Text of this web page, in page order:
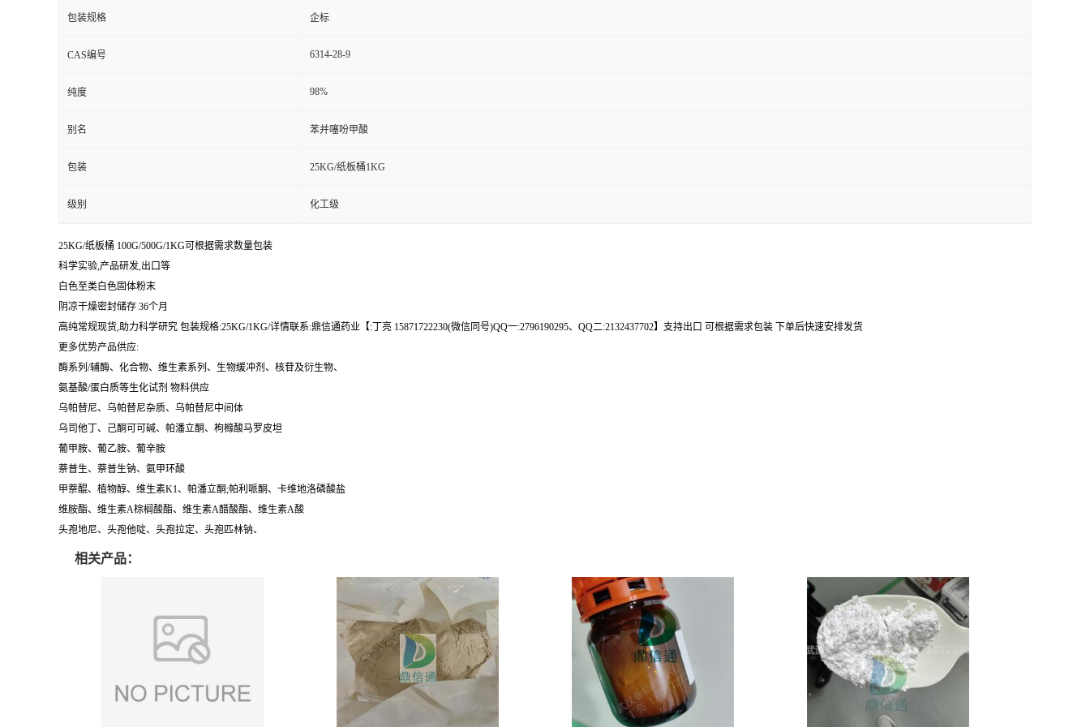
包装规格 企标
CAS编号 6314-28-9
纯度 98%
别名 苯并噻吩甲酸
包装 25KG/纸板桶1KG
级别 化工级
25KG/纸板桶 100G/500G/1KG可根据需求数量包装
科学实验,产品研发,出口等
白色至类白色固体粉末
阴凉干燥密封储存 36个月
高纯常规现货,助力科学研究 包装规格:25KG/1KG/详情联系:鼎信通药业【:丁亮 15871722230(微信同号)QQ一:2796190295、QQ二:2132437702】支持出口 可根据需求包装 下单后快速安排发货
更多优势产品供应:
酶系列/辅酶、化合物、维生素系列、生物缓冲剂、核苷及衍生物、
氨基酸/蛋白质等生化试剂 物料供应
乌帕替尼、乌帕替尼杂质、乌帕替尼中间体
乌司他丁、己酮可可碱、帕潘立酮、枸橼酸马罗皮坦
葡甲胺、葡乙胺、葡辛胺
萘普生、萘普生钠、氨甲环酸
甲萘醌、植物醇、维生素K1、帕潘立酮;帕利哌酮、卡维地洛磷酸盐
维胺酯、维生素A棕榈酸酯、维生素A醋酸酯、维生素A酸
头孢地尼、头孢他啶、头孢拉定、头孢匹林钠、
相关产品：